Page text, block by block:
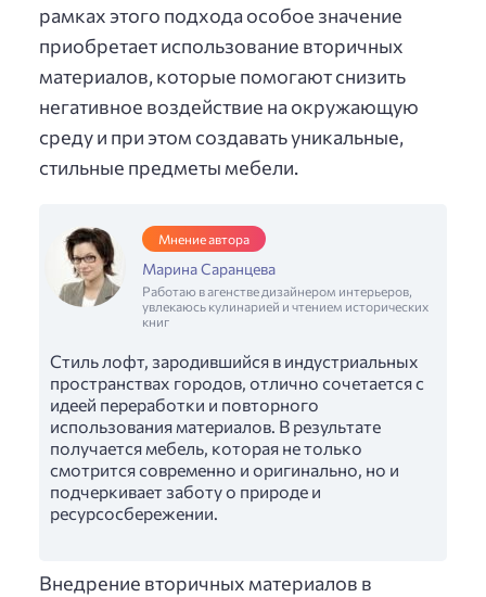
рамках этого подхода особое значение
приобретает использование вторичных
материалов, которые помогают снизить
негативное воздействие на окружающую
среду и при этом создавать уникальные,
стильные предметы мебели.
Мнение автора
Марина Саранцева
Работаю в агенстве дизайнером интерьеров,
увлекаюсь кулинарией и чтением исторических
книг
Стиль лофт, зародившийся в индустриальных
пространствах городов, отлично сочетается с
идеей переработки и повторного
использования материалов. В результате
получается мебель, которая не только
смотрится современно и оригинально, но и
подчеркивает заботу о природе и
ресурсосбережении.
Внедрение вторичных материалов в